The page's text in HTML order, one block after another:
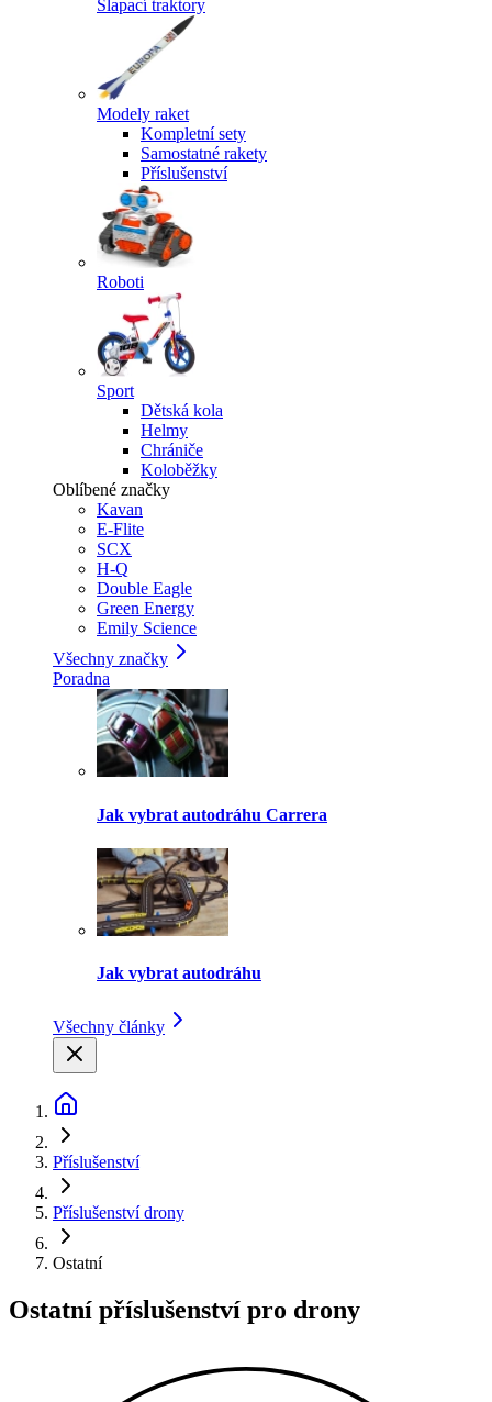
Šlapací traktory
Modely raket
Kompletní sety
Samostatné rakety
Příslušenství
Roboti
Sport
Dětská kola
Helmy
Chrániče
Koloběžky
Oblíbené značky
Kavan
E-Flite
SCX
H-Q
Double Eagle
Green Energy
Emily Science
Všechny značky
Poradna
Jak vybrat autodráhu Carrera
Jak vybrat autodráhu
Všechny články
Příslušenství
Příslušenství drony
Ostatní
Ostatní příslušenství pro drony